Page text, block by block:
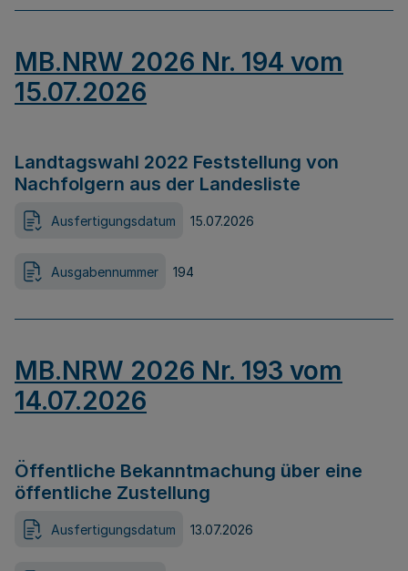
MB.NRW 2026 Nr. 194 vom
15.07.2026
Landtagswahl 2022 Feststellung von
Nachfolgern aus der Landesliste
Ausfertigungsdatum 15.07.2026
Ausgabennummer 194
MB.NRW 2026 Nr. 193 vom
14.07.2026
Öffentliche Bekanntmachung über eine
öffentliche Zustellung
Ausfertigungsdatum 13.07.2026